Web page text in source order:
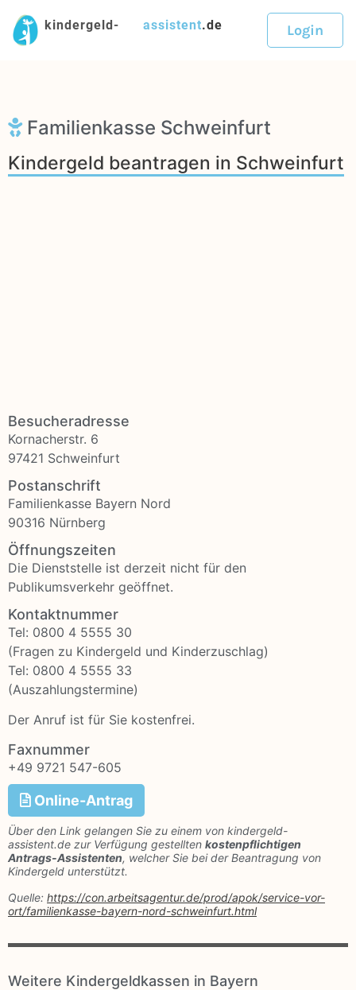
kindergeld- assistent.de Login
Familienkasse Schweinfurt
Kindergeld beantragen in Schweinfurt
Besucheradresse
Kornacherstr. 6
97421 Schweinfurt
Postanschrift
Familienkasse Bayern Nord
90316 Nürnberg
Öffnungszeiten
Die Dienststelle ist derzeit nicht für den
Publikumsverkehr geöffnet.
Kontaktnummer
Tel: 0800 4 5555 30
(Fragen zu Kindergeld und Kinderzuschlag)
Tel: 0800 4 5555 33
(Auszahlungstermine)
Der Anruf ist für Sie kostenfrei.
Faxnummer
+49 9721 547-605
Online-Antrag
Über den Link gelangen Sie zu einem von kindergeld-
assistent.de zur Verfügung gestellten kostenpflichtigen
Antrags-Assistenten, welcher Sie bei der Beantragung von
Kindergeld unterstützt.
Quelle: https://con.arbeitsagentur.de/prod/apok/service-vor-
ort/familienkasse-bayern-nord-schweinfurt.html
Weitere Kindergeldkassen in Bayern